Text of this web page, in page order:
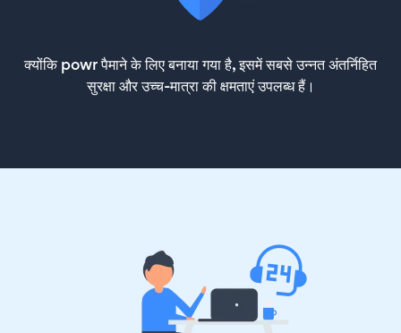
क्योंकि powr पैमाने के लिए बनाया गया है, इसमें सबसे उन्नत अंतर्निहित
सुरक्षा और उच्च-मात्रा की क्षमताएं उपलब्ध हैं।